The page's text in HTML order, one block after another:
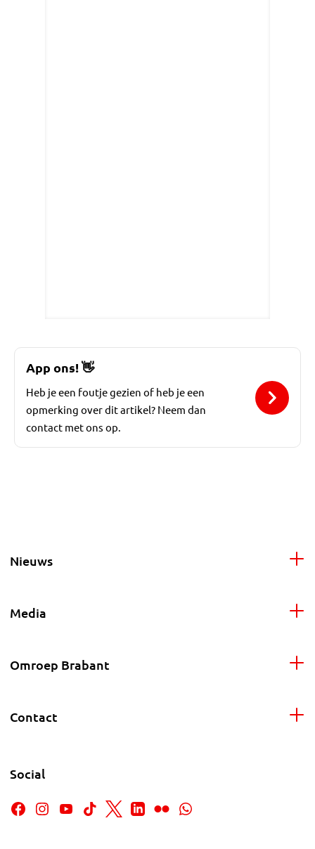
App ons!👋
Heb je een foutje gezien of heb je een
opmerking over dit artikel? Neem dan
contact met ons op.
Nieuws
Media
Omroep Brabant
Contact
Social